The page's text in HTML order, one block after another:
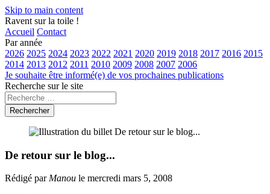
Skip to main content
Ravent sur la toile !
Accueil Contact
Par année
2026 2025 2024 2023 2022 2021 2020 2019 2018 2017 2016 2015
2014 2013 2012 2011 2010 2009 2008 2007 2006
Je souhaite être informé(e) de vos prochaines publications
Recherche sur le site
Rechercher
De retour sur le blog...
Rédigé parManou le mercredi mars 5, 2008